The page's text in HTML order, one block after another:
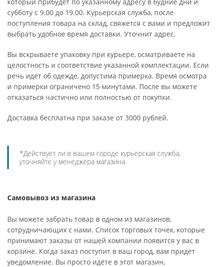
субботу с 9.00 до 19.00. Курьерская служба, после
поступления товара на склад, свяжется с вами и предложит
выбрать удобное время доставки. Уточнит адрес.
Вы вскрываете упаковку при курьере, осматриваете на
целостность и соответствие указанной комплектации. Если
речь идёт об одежде, допустима примерка. Время осмотра
и примерки ограничено 15 минутами. После вы можете
отказаться частично или полностью от покупки.
Доставка бесплатна при заказе от 3000 рублей.
*Действует ли в вашем городе курьерская служба,
уточняйте у менеджера магазина.
Самовывоз из магазина
Вы можете забрать товар в одном из магазинов,
сотрудничающих с нами. Список торговых точек, которые
принимают заказы от нашей компании появится у вас в
корзине. Когда заказ поступит в ваш город, вам придёт
уведомление. Вы просто идёте в этот магазин,